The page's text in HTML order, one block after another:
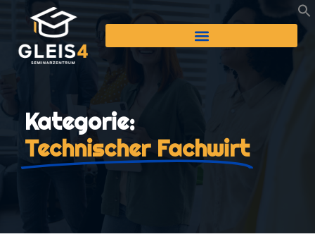
Kategorie:
Technischer Fachwirt